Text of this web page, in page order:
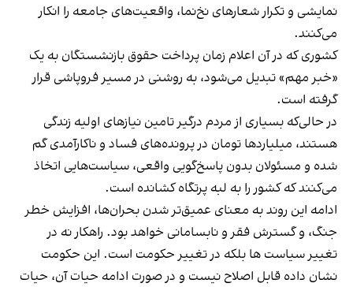
نمایشی و تکرار شعارهای نخ‌نما، واقعیت‌های جامعه را انکار
می‌کنند.
کشوری که در آن اعلام زمان پرداخت حقوق بازنشستگان به یک
«خبر مهم» تبدیل می‌شود، به روشنی در مسیر فروپاشی قرار
گرفته است.
در حالی‌که بسیاری از مردم درگیر تامین نیازهای اولیه زندگی
هستند، میلیاردها تومان در پرونده‌های فساد و ناکارآمدی گم
شده و مسئولان بدون پاسخ‌گویی واقعی، سیاست‌هایی اتخاذ
می‌کنند که کشور را به لبه پرتگاه کشانده است.
ادامه‌ این روند به معنای عمیق‌تر شدن بحران‌ها، افزایش خطر
جنگ، و گسترش فقر و نابسامانی خواهد بود. راهکار نه در
تغییر سیاست ها بلکه در تغییر حکومت است. این حکومت
نشان داده قابل اصلاح نیست و در صورت ادامه حیات آن، حیات